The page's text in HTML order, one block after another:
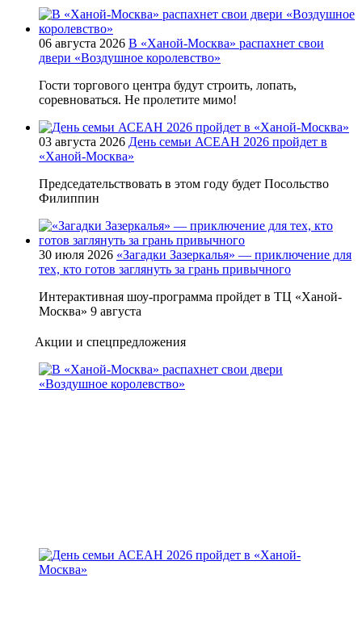
06 августа 2026 В «Ханой-Москва» распахнет свои
двери «Воздушное королевство»
Гости торгового центра будут строить, лопать,
соревноваться. Не пролетите мимо!
03 августа 2026 День семьи АСЕАН 2026 пройдет в
«Ханой-Москва»
Председательствовать в этом году будет Посольство
Филиппин
30 июля 2026 «Загадки Зазеркалья» — приключение для
тех, кто готов заглянуть за грань привычного
Интерактивная шоу-программа пройдет в ТЦ «Ханой-
Москва» 9 августа
Акции и спецпредложения